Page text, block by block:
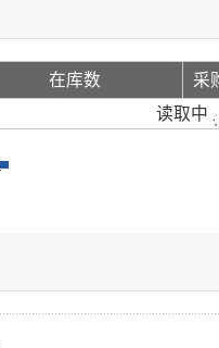
在库数
采
读取中